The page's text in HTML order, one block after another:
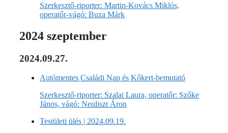
Szerkesztő-riporter: Martin-Kovács Miklós,
operatőr-vágó: Buza Márk
2024 szeptember
2024.09.27.
Autómentes Családi Nap és Kőkert-bemutató
Szerkesztő-riporter: Szalai Laura, operatőr: Szőke
János, vágó: Neuliszt Áron
Testületi ülés | 2024.09.19.